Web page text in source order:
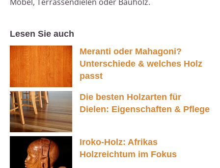
Lesen Sie auch
Meranti oder Mahagoni?
Unterschiede & welches Holz
passt
Die besten Holzarten für
Dielen: Eigenschaften & Pflege
Iroko-Holz: Afrikas
Holzreichtum im Fokus